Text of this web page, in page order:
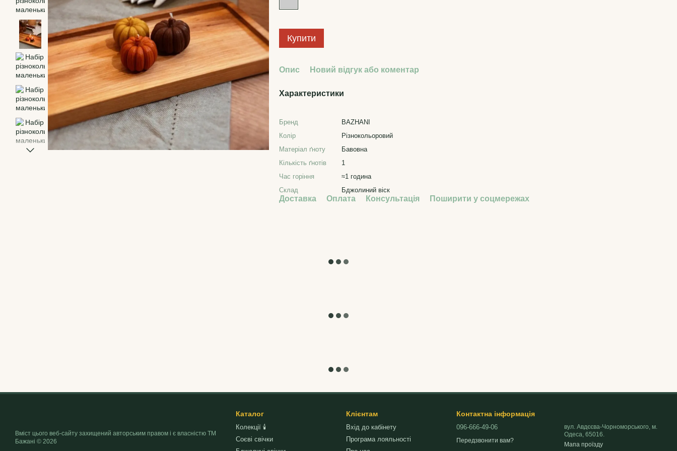
Купити
Опис Новий відгук або коментар
Характеристики
Бренд
BAZHANI
Колір
Різнокольоровий
Матеріал ґноту
Бавовна
Кількість ґнотів
1
Час горіння
≈1 година
Склад
Бджолиний віск
Доставка Оплата Консультація Поширити у соцмережах
Вміст цього веб-сайту захищений авторським правом і є власністю ТМ
Бажані © 2026
Каталог
Колекції 🕯
Соєві свічки
Клієнтам
Вхід до кабінету
Програма лояльності
Контактна інформація
096-666-49-06
Передзвонити вам?
вул. Авдєєва-Чорноморського, м.
Одеса, 65016.
Мапа проїзду